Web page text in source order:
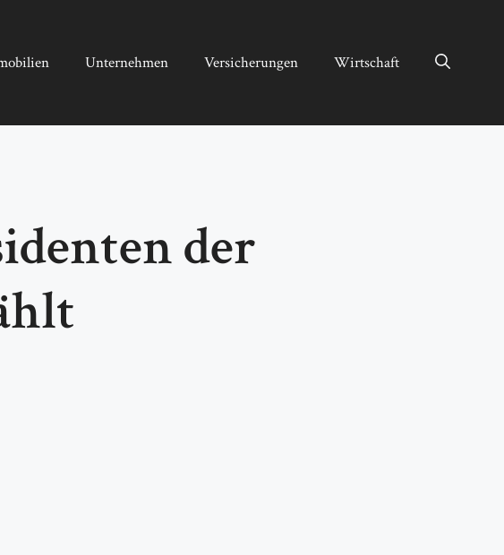
Unternehmen Versicherungen Wirtschaft
der